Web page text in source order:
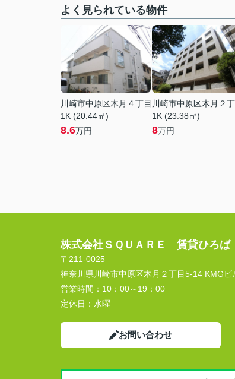
よく見られている物件
川崎市中原区木月４丁目
1K (20.44㎡)
8.6万円
川崎市中原区木月２
1K (23.38㎡)
8万円
株式会社ＳＱＵＡＲＥ 賃貸ひろば
〒211-0025
神奈川県川崎市中原区木月２丁目5-14 KMGビ
営業時間： 10：00～19：00
定休日： 水曜
お問い合わせ